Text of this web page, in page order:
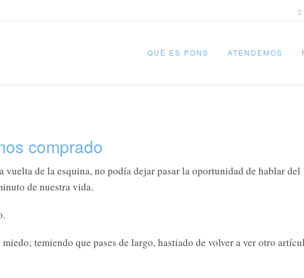
QUÉ ES PONS ATENDEMOS
comprado
vuelta de la esquina, no podía dejar pasar la oportunidad de hablar del
de nuestra vida.
temiendo que pases de largo, hastiado de volver a ver otro